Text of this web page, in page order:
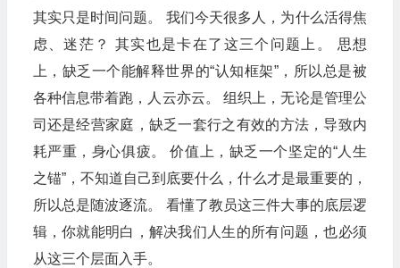
其实只是时间问题。 我们今天很多人，为什么活得焦
虑、迷茫？ 其实也是卡在了这三个问题上。 思想
上，缺乏一个能解释世界的“认知框架”，所以总是被
各种信息带着跑，人云亦云。 组织上，无论是管理公
司还是经营家庭，缺乏一套行之有效的方法，导致内
耗严重，身心俱疲。 价值上，缺乏一个坚定的“人生
之锚”，不知道自己到底要什么，什么才是最重要的，
所以总是随波逐流。 看懂了教员这三件大事的底层逻
辑，你就能明白，解决我们人生的所有问题，也必须
从这三个层面入手。